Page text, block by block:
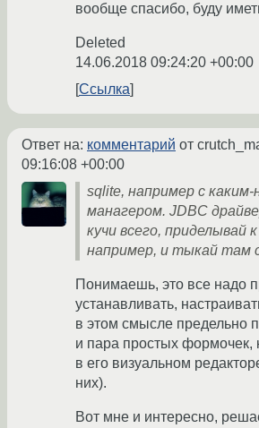
вообще спасибо, буду
Deleted
14.06.2018 09:24:20 +00:00
Ссылка
Ответ на: комментарий от
09:16:08 +00:00
sqlite, например с каким-
манагером. JDBC
кучи всего, приделывай
например, и тыкай там
Понимаешь, это все надо
устанавливать,
в этом смысле предельно
и пара простых формочек,
в его визуальном
них).
Вот мне и интересно,